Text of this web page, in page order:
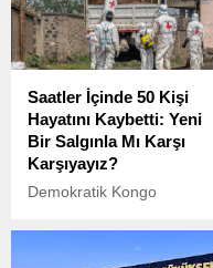
sonrası Yeni Şafak yazarı
İbrahim Karagül’ün yaptığı
skandal paylaşım
bulunacaklarını açıkladı.
Saatler İçinde 50 Kişi
Hayatını Kaybetti: Yeni
Bir Salgınla Mı Karşı
Karşıyayız?
Demokratik Kongo
henüz belirlenemeyen bir
salgın, sadece birkaç saat